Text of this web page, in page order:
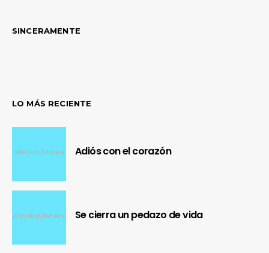
SINCERAMENTE
LO MÁS RECIENTE
Adiós con el corazón
Se cierra un pedazo de vida